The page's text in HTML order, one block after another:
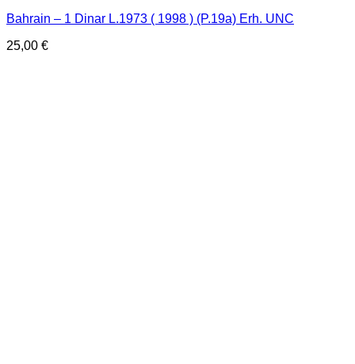
Bahrain – 1 Dinar L.1973 ( 1998 ) (P.19a) Erh. UNC
25,00 €